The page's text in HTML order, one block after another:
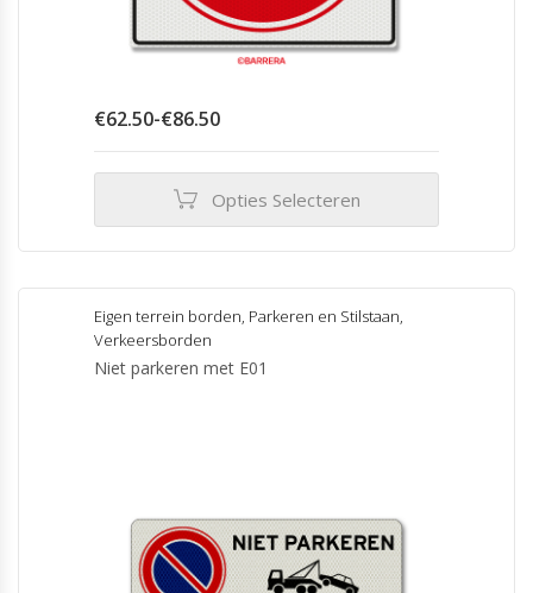
€62.50-€86.50Prijsklasse:
€86.50
Opties Selecteren
heeft
meerdere
variaties.
optie
productpagina
Eigen terrein borden, Parkeren en Stilstaan,
Verkeersborden
Niet parkeren met E01